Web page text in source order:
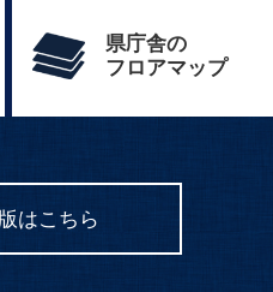
県庁舎の
フロアマップ
はこちら